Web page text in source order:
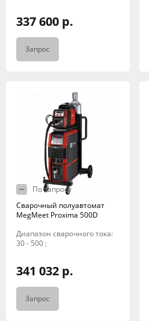
337 600 р.
Запрос
По запросу
Сварочный полуавтомат
MegMeet Proxima 500D
Диапазон сварочного тока:
30 - 500 ;
341 032 р.
Запрос